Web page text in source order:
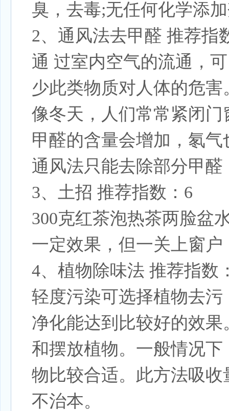
臭，去毒;无任何化学添
2、通风法去甲醛 推荐指
通 过室内空气的流通，
少此类物质对人体的危
像冬天，人们常常紧闭
甲醛的含量会增加，氡
通风法只能去除部分甲
3、土招 推荐指数：6
300克红茶泡热茶两脸盆
一定效果，但一关上窗
4、植物除味法 推荐指数
轻度污染可选择植物去
净化能达到比较好的效
和摆放植物。一般情况
物比较合适。此方法吸
不治本。